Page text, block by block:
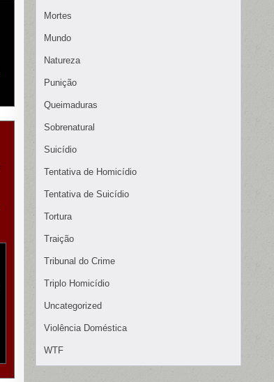
Mortes
Mundo
Natureza
Punição
Queimaduras
Sobrenatural
Suicídio
Tentativa de Homicídio
Tentativa de Suicídio
Tortura
Traição
Tribunal do Crime
Triplo Homicídio
Uncategorized
Violência Doméstica
WTF